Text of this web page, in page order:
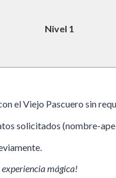
Nivel 1
el Viejo Pascuero sin
solicitados (nombre-
mágica!